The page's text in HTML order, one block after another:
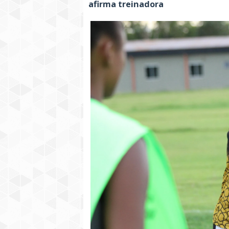
afirma treinadora